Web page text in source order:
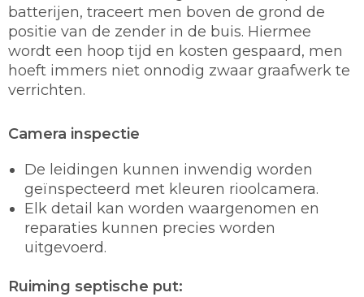
batterijen, traceert men boven de grond de
positie van de zender in de buis. Hiermee
wordt een hoop tijd en kosten gespaard, men
hoeft immers niet onnodig zwaar graafwerk te
verrichten.
Camera inspectie
De leidingen kunnen inwendig worden
geïnspecteerd met kleuren rioolcamera.
Elk detail kan worden waargenomen en
reparaties kunnen precies worden
uitgevoerd.
Ruiming septische put: